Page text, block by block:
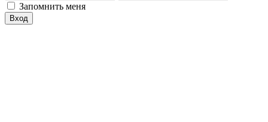
Запомнить меня
Вход